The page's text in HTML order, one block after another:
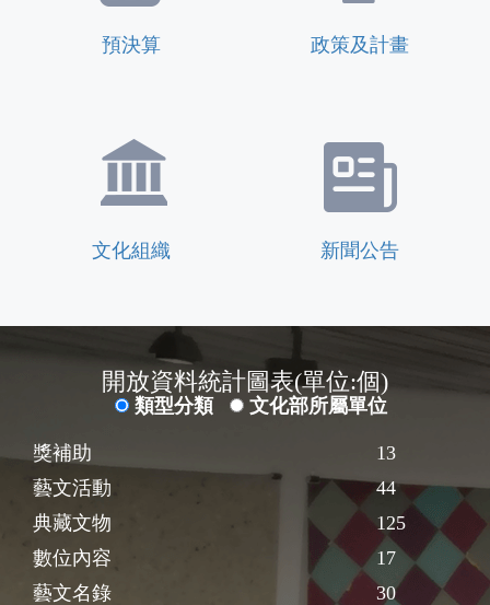
預決算 政策及計畫
文化組織 新聞公告
類型分類 文化部所屬單位
開放資料統計圖表(單位:個)
獎補助
藝文活動
典藏文物
數位內容
藝文名錄
13
44
125
17
30